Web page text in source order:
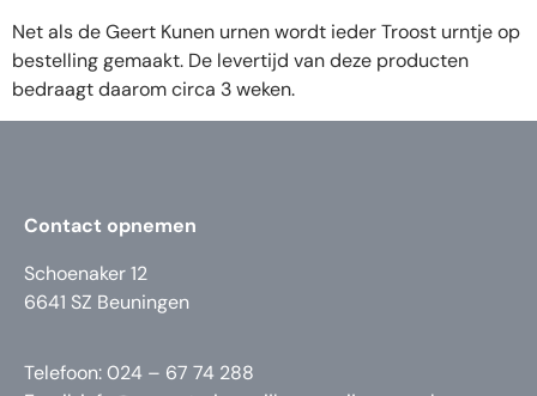
Net als de Geert Kunen urnen wordt ieder Troost urntje op
bestelling gemaakt. De levertijd van deze producten
bedraagt daarom circa 3 weken.
Contact opnemen
Schoenaker 12
6641 SZ Beuningen
Telefoon: 024 – 67 74 288